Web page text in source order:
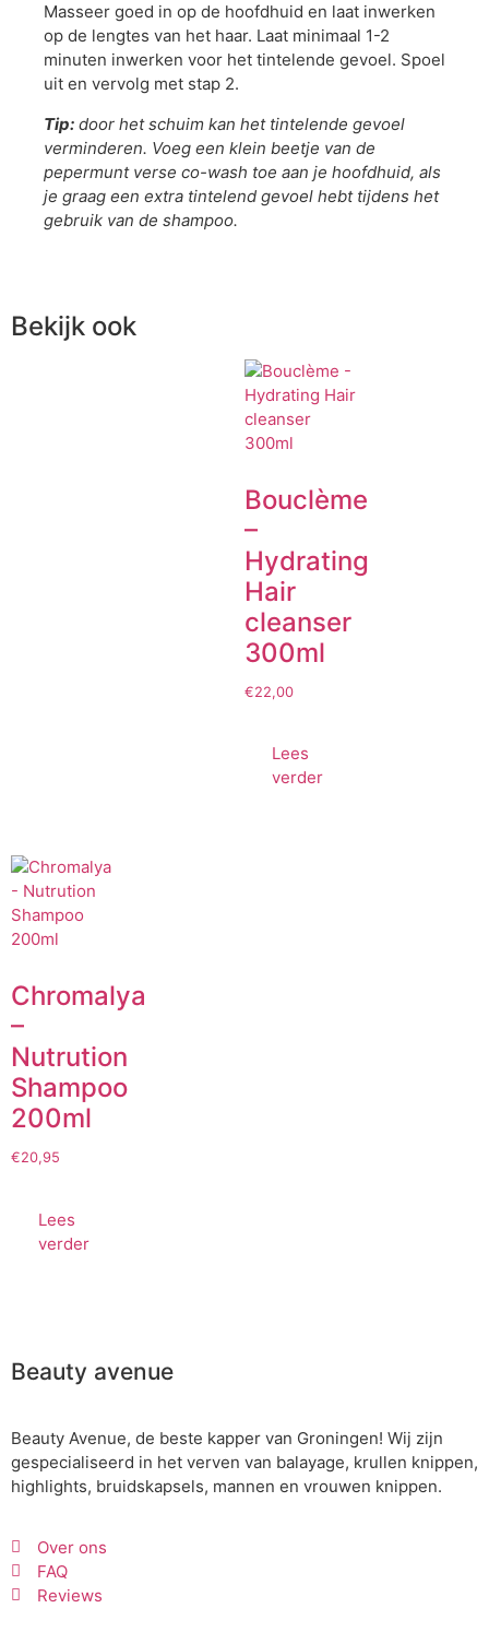
Masseer goed in op de hoofdhuid en laat inwerken
op de lengtes van het haar. Laat minimaal 1-2
minuten inwerken voor het tintelende gevoel. Spoel
uit en vervolg met stap 2.
Tip: door het schuim kan het tintelende gevoel
verminderen. Voeg een klein beetje van de
pepermunt verse co-wash toe aan je hoofdhuid, als
je graag een extra tintelend gevoel hebt tijdens het
gebruik van de shampoo.
Bekijk ook
Bouclème
–
Hydrating
Hair
cleanser
300ml
€22,00
Lees
verder
Chromalya
–
Nutrution
Shampoo
200ml
€20,95
Lees
verder
Beauty avenue
Beauty Avenue, de beste kapper van Groningen! Wij zijn
gespecialiseerd in het verven van balayage, krullen knippen,
highlights, bruidskapsels, mannen en vrouwen knippen.
Over ons
FAQ
Reviews